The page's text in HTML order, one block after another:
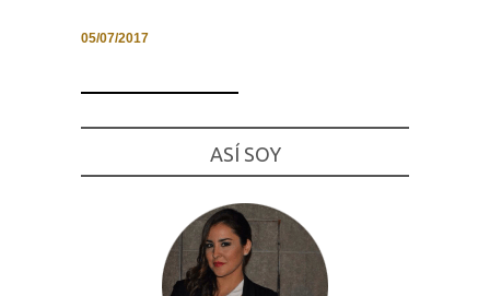
05/07/2017
ASÍ SOY
Estadísticas
cookies no